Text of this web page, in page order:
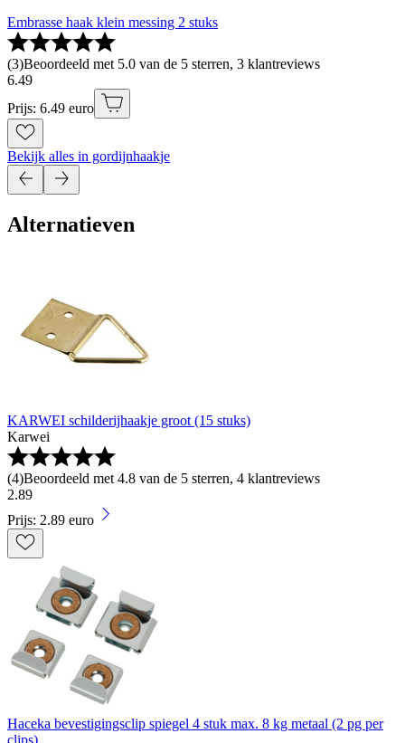
Embrasse haak klein messing 2 stuks
(3)Beoordeeld met 5.0 van de 5 sterren, 3 klantreviews
6.49
Prijs: 6.49 euro
Bekijk alles in gordijnhaakje
Alternatieven
KARWEI schilderijhaakje groot (15 stuks)
Karwei
(4)Beoordeeld met 4.8 van de 5 sterren, 4 klantreviews
2.89
Prijs: 2.89 euro
Haceka bevestigingsclip spiegel 4 stuk max. 8 kg metaal (2 pg per